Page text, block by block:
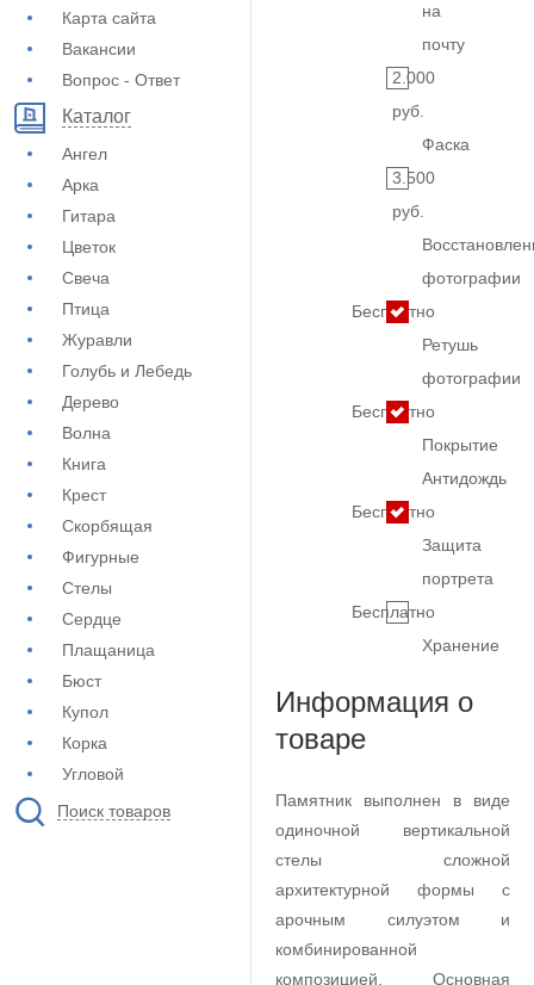
Карта сайта
Вакансии
Вопрос - Ответ
Каталог
Ангел
Арка
Гитара
Цветок
Свеча
Птица
Журавли
Голубь и Лебедь
Дерево
Волна
Книга
Крест
Скорбящая
Фигурные
Стелы
Сердце
Плащаница
Бюст
Купол
Корка
Угловой
Поиск товаров
на
почту
2.000
руб.
Фаска
3.500
руб.
фотографии
Бесплатно
Ретушь
фотографии
Бесплатно
Покрытие
Антидождь
Бесплатно
Защита
портрета
Бесплатно
Хранение
Информация о
товаре
Памятник выполнен в виде
одиночной вертикальной
стелы сложной
архитектурной формы с
арочным силуэтом и
комбинированной
композицией. Основная